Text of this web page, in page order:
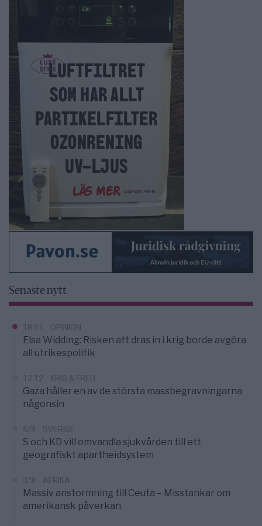
Senaste nytt
18:51 OPINION
Elsa Widding: Risken att dras in i krig borde avgöra
all utrikespolitik
12:12 KRIG & FRED
Gaza håller en av de största massbegravningarna
någonsin
5/8 SVERIGE
S och KD vill omvandla sjukvården till ett
geografiskt apartheidsystem
3/8 AFRIKA
Massiv anstormning till Ceuta – Misstankar om
amerikansk påverkan